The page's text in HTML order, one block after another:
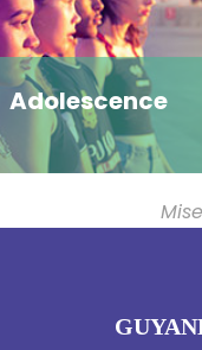
Adolescence